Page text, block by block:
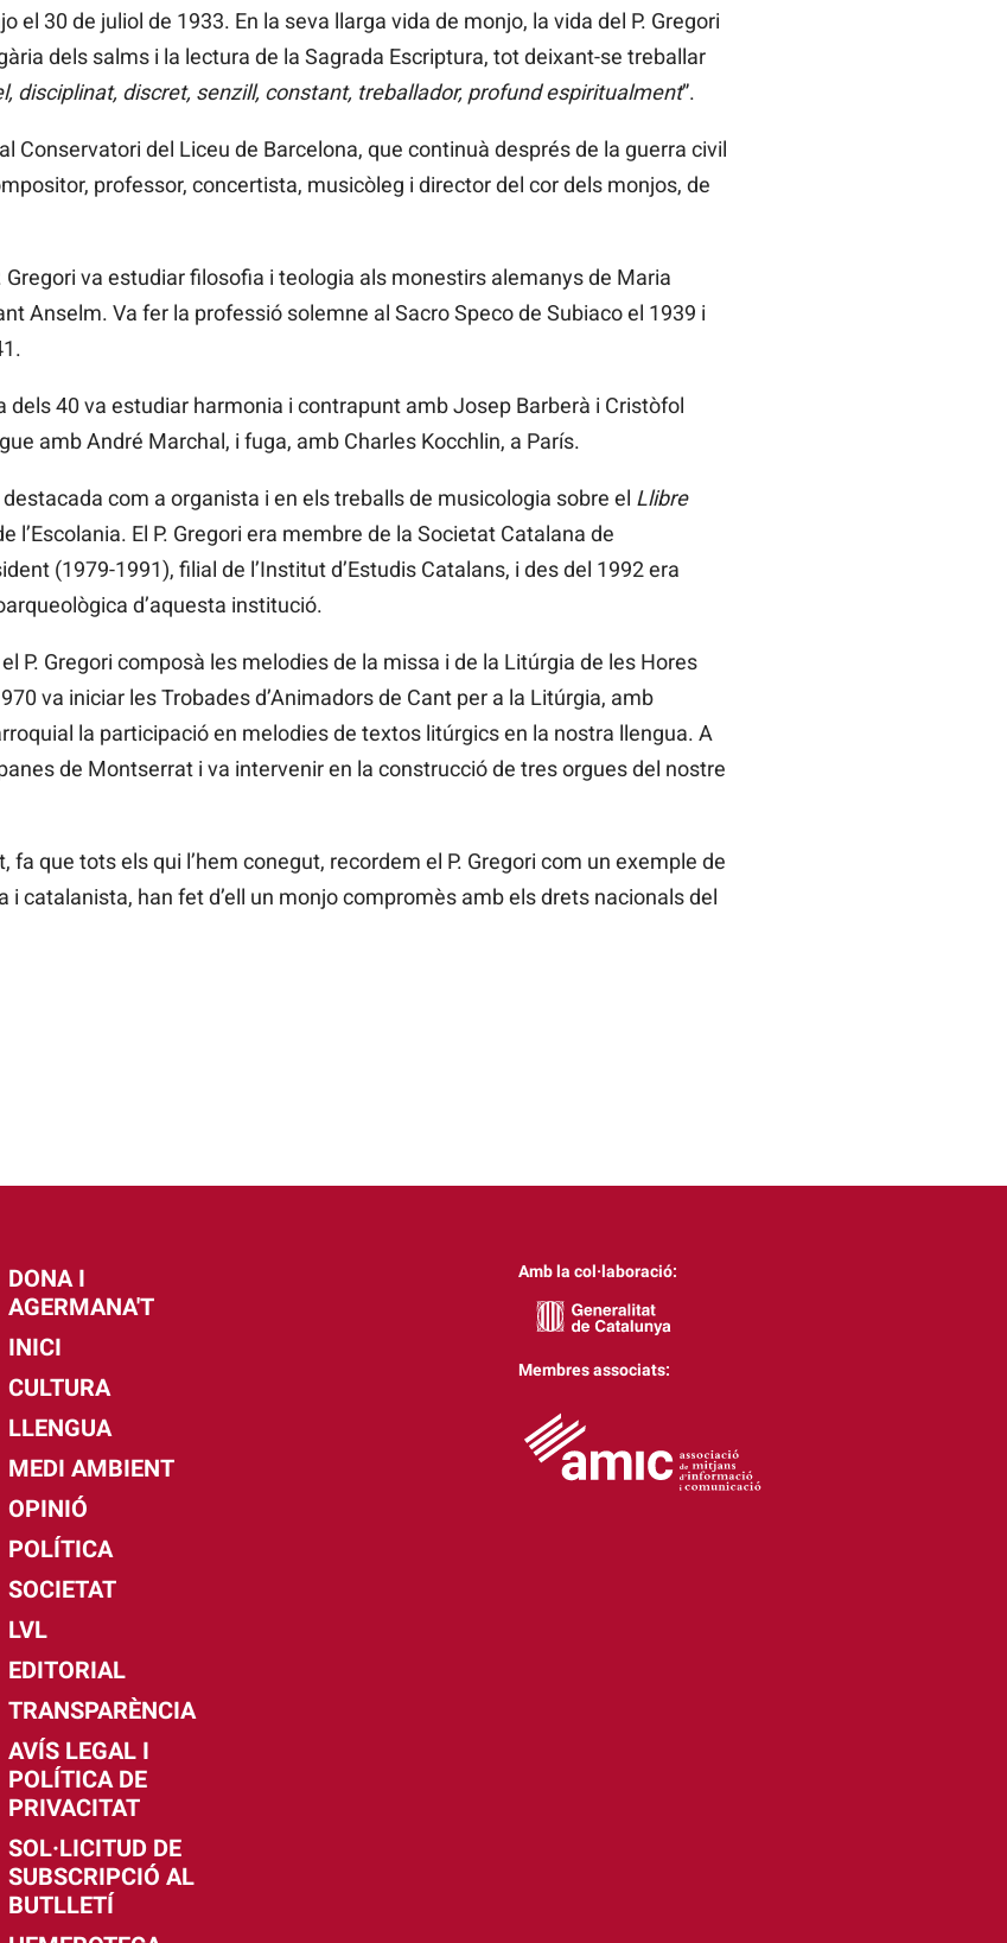
el 30 de juliol de 1933. En la seva llarga vida de monjo, la vida del P. Gregori
dels salms i la lectura de la Sagrada Escriptura, tot deixant-se treballar
disciplinat, discret, senzill, constant, treballador, profund espiritualment”.
Conservatori del Liceu de Barcelona, que continuà després de la guerra civil
professor, concertista, musicòleg i director del cor dels monjos, de
Gregori va estudiar filosofia i teologia als monestirs alemanys de Maria
Anselm. Va fer la professió solemne al Sacro Speco de Subiaco el 1939 i
dels 40 va estudiar harmonia i contrapunt amb Josep Barberà i Cristòfol
amb André Marchal, i fuga, amb Charles Kocchlin, a París.
com a organista i en els treballs de musicologia sobre el Llibre
l’Escolania. El P. Gregori era membre de la Societat Catalana de
(1979-1991), filial de l’Institut d’Estudis Catalans, i des del 1992 era
d’aquesta institució.
P. Gregori composà les melodies de la missa i de la Litúrgia de les Hores
va iniciar les Trobades d’Animadors de Cant per a la Litúrgia, amb
la participació en melodies de textos litúrgics en la nostra llengua. A
de Montserrat i va intervenir en la construcció de tres orgues del nostre
fa que tots els qui l’hem conegut, recordem el P. Gregori com un exemple de
i catalanista, han fet d’ell un monjo compromès amb els drets nacionals del
DONA I
AGERMANA'T
INICI
CULTURA
LLENGUA
MEDI AMBIENT
OPINIÓ
POLÍTICA
SOCIETAT
LVL
EDITORIAL
TRANSPARÈNCIA
AVÍS LEGAL I
POLÍTICA DE
PRIVACITAT
SOL·LICITUD DE
SUBSCRIPCIÓ AL
BUTLLETÍ
Amb la col·laboració:
Membres associats: